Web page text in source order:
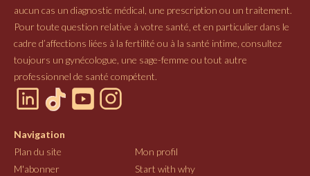
aucun cas un diagnostic médical, une prescription ou un traitement.
Pour toute question relative à votre santé, et en particulier dans le
cadre d’affections liées à la fertilité ou à la santé intime, consultez
toujours un gynécologue, une sage-femme ou tout autre
professionnel de santé compétent.
Navigation
Plan du site
Mon profil
M'abonner
Start with why